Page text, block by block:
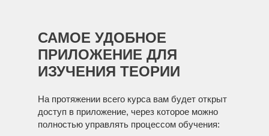
САМОЕ УДОБНОЕ
ПРИЛОЖЕНИЕ ДЛЯ
ИЗУЧЕНИЯ ТЕОРИИ
На протяжении всего курса вам будет открыт
доступ в приложение, через которое можно
полностью управлять процессом обучения: